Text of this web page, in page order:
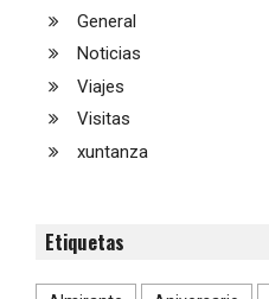
General
Noticias
Viajes
Visitas
xuntanza
Etiquetas